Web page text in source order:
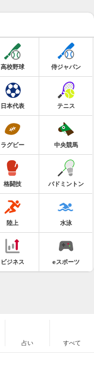
高校野球 侍ジャパン
日本代表 テニス
ラグビー 中央競馬
格闘技 バドミントン
陸上 水泳
ビジネス eスポーツ
占い すべて